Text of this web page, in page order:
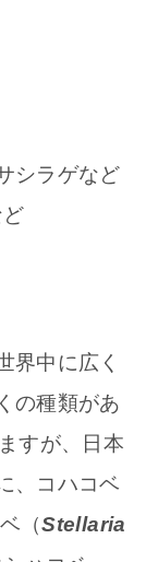
シラゲなど
界中に広く
の種類があ
すが、日本
、コハコベ
（Stellaria